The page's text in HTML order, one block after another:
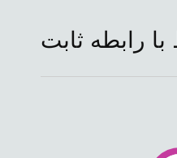
رابطه ثابت